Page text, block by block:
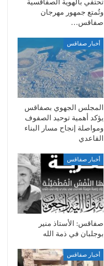
تحتفي بالهوية الصفاقسية
وتُمتع جمهور مهرجان
صفاقس…
أخبار صفاقس
المجلس الجهوي بصفاقس
يؤكد أهمية توحيد الصفوف
ومواصلة إنجاح مسار البناء
القاعدي
أخبار صفاقس
صفاقس: الأستاذ منير
بوجلبان في ذمة الله
أخبار صفاقس